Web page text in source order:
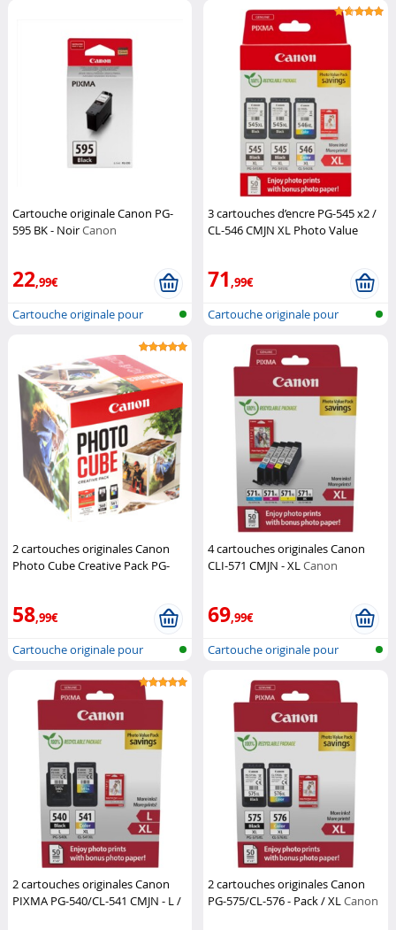
Cartouche originale Canon PG-
595 BK - NoirCanon
22,99€
Cartouche originale pour
3 cartouches d’encre PG-545 x2 /
CL-546 CMJN XL Photo Value
71,99€
Cartouche originale pour
2 cartouches originales Canon
Photo Cube Creative Pack PG-
58,99€
Cartouche originale pour
4 cartouches originales Canon
CLI-571 CMJN - XLCanon
69,99€
Cartouche originale pour
2 cartouches originales Canon
PIXMA PG-540/CL-541 CMJN - L /
2 cartouches originales Canon
PG-575/CL-576 - Pack / XLCanon